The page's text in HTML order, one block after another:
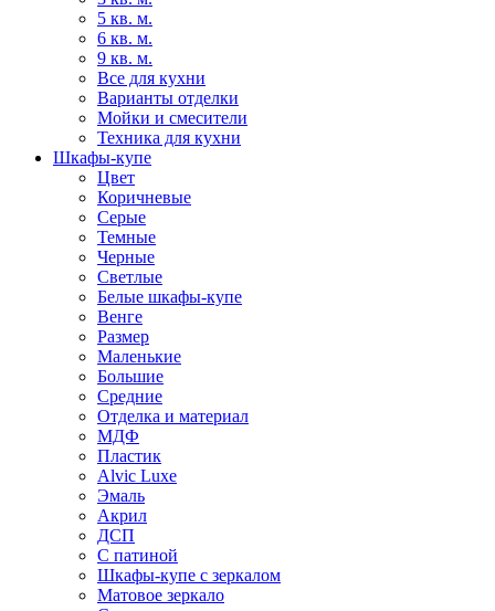
5 кв. м.
6 кв. м.
9 кв. м.
Все для кухни
Варианты отделки
Мойки и смесители
Техника для кухни
Шкафы-купе
Цвет
Коричневые
Серые
Темные
Черные
Светлые
Белые шкафы-купе
Венге
Размер
Маленькие
Большие
Средние
Отделка и материал
МДФ
Пластик
Alvic Luxe
Эмаль
Акрил
ДСП
С патиной
Шкафы-купе с зеркалом
Матовое зеркало